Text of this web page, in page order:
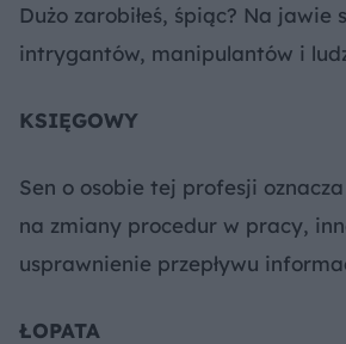
Dużo zarobiłeś, śpiąc? Na jawie
intrygantów, manipulantów i
KSIĘGOWY
Sen o osobie tej profesji
na zmiany procedur w pracy,
usprawnienie przepływu
ŁOPATA